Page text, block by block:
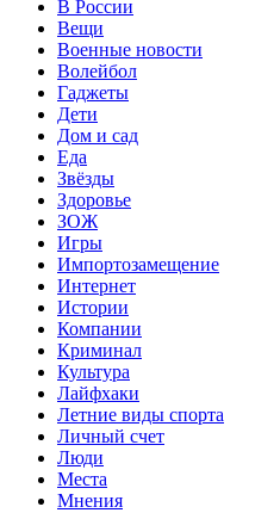
В России
Вещи
Военные новости
Волейбол
Гаджеты
Дети
Дом и сад
Еда
Звёзды
Здоровье
ЗОЖ
Игры
Импортозамещение
Интернет
Истории
Компании
Криминал
Культура
Лайфхаки
Летние виды спорта
Личный счет
Люди
Места
Мнения